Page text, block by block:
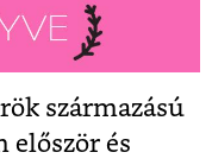
származású
először és